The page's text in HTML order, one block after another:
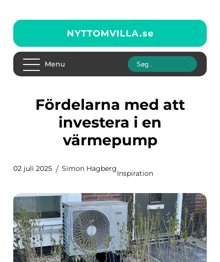
NYTTOMVILLA.se
Menu
Fördelarna med att
investera i en
värmepump
02 juli 2025 Simon Hagberg
Inspiration